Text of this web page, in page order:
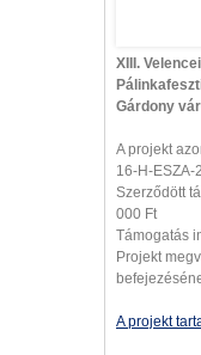
XIII.
Gárdony
A projekt
16-H-ESZA-
Szerződött
000 Ft
Támogatás
Projekt
A projekt